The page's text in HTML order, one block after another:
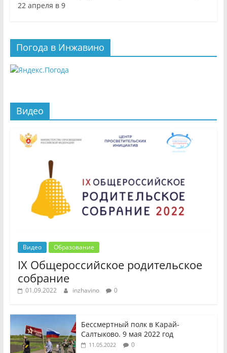
22 апреля в 9
Погода в Инжавино
Видео
Видео Образование
IX Общероссийское родительское
собрание
01.09.2022 inzhavino 0
Бессмертный полк в Карай-
Салтыково. 9 мая 2022 год
11.05.2022 0